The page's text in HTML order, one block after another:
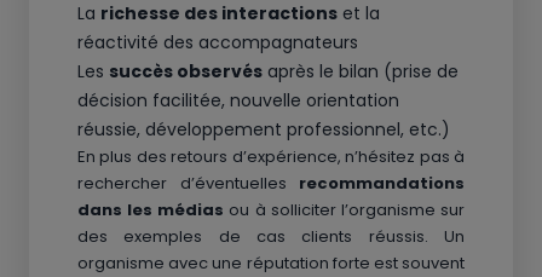
La richesse des interactions et la
réactivité des accompagnateurs
Les succès observés après le bilan (prise de
décision facilitée, nouvelle orientation
réussie, développement professionnel, etc.)
En plus des retours d’expérience, n’hésitez pas à
rechercher d’éventuelles recommandations
dans les médias ou à solliciter l’organisme sur
des exemples de cas clients réussis. Un
organisme avec une réputation forte est souvent